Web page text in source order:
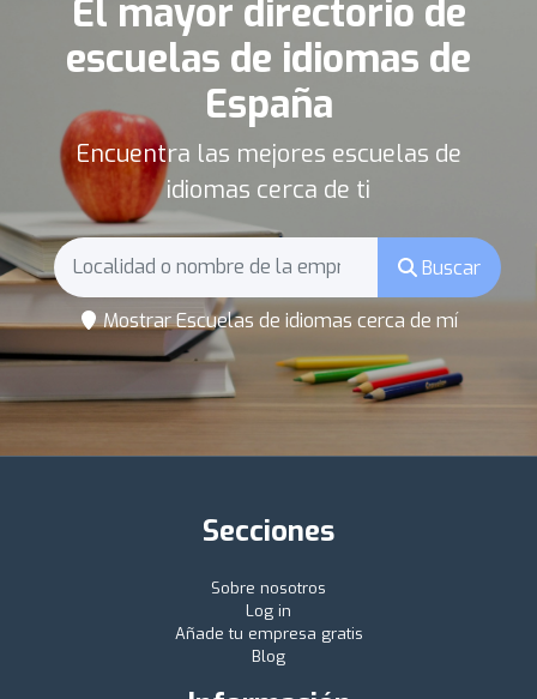
El mayor directorio de
escuelas de idiomas de
España
Encuentra las mejores escuelas de
idiomas cerca de ti
Buscar
Mostrar Escuelas de idiomas cerca de mí
Secciones
Sobre nosotros
Log in
Añade tu empresa gratis
Blog